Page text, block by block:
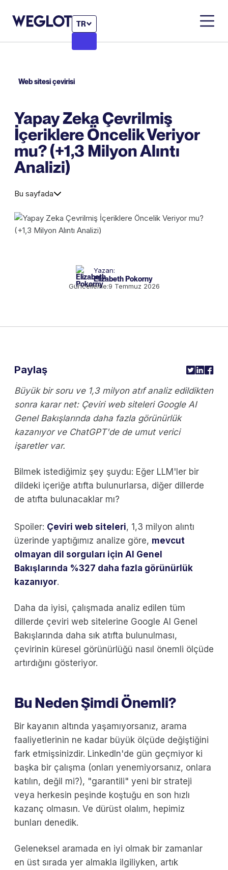
TR
Web sitesi çevirisi
Yapay Zeka Çevrilmiş
İçeriklere Öncelik Veriyor
mu? (+1,3 Milyon Alıntı
Analizi)
Bu sayfada
Yazan:
Elizabeth Pokorny
Güncelleme:9 Temmuz 2026
Büyük bir soru ve 1,3 milyon atıf analiz edildikten
sonra karar net: Çeviri web siteleri Google AI
Genel Bakışlarında daha fazla görünürlük
kazanıyor ve ChatGPT'de de umut verici
işaretler var.
Bilmek istediğimiz şey şuydu: Eğer LLM'ler bir
dildeki içeriğe atıfta bulunurlarsa, diğer dillerde
de atıfta bulunacaklar mı?
Spoiler: Çeviri web siteleri, 1,3 milyon alıntı
üzerinde yaptığımız analize göre, mevcut
olmayan dil sorguları için AI Genel
Bakışlarında %327 daha fazla görünürlük
kazanıyor.
Daha da iyisi, çalışmada analiz edilen tüm
dillerde çeviri web sitelerine Google AI Genel
Bakışlarında daha sık atıfta bulunulması,
çevirinin küresel görünürlüğü nasıl önemli ölçüde
artırdığını gösteriyor.
Bu Neden Şimdi Önemli?
Bir kayanın altında yaşamıyorsanız, arama
faaliyetlerinin ne kadar büyük ölçüde değiştiğini
fark etmişsinizdir. LinkedIn'de gün geçmiyor ki
başka bir çalışma (onları yenemiyorsanız, onlara
katılın, değil mi?), "garantili" yeni bir strateji
veya herkesin peşinde koştuğu en son hızlı
kazanç olmasın. Ve dürüst olalım, hepimiz
bunları denedik.
Geleneksel aramada en iyi olmak bir zamanlar
en üst sırada yer almakla ilgiliyken, artık
Paylaş